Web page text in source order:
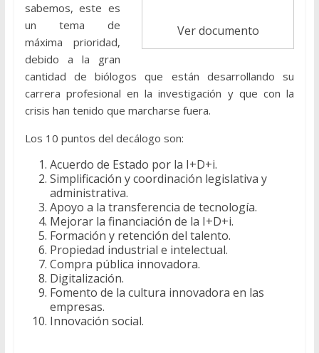
Ver documento
sabemos, este es
un tema de
máxima prioridad,
debido a la gran
cantidad de biólogos que están desarrollando su
carrera profesional en la investigación y que con la
crisis han tenido que marcharse fuera.
Los 10 puntos del decálogo son:
Acuerdo de Estado por la I+D+i.
Simplificación y coordinación legislativa y
administrativa.
Apoyo a la transferencia de tecnología.
Mejorar la financiación de la I+D+i.
Formación y retención del talento.
Propiedad industrial e intelectual.
Compra pública innovadora.
Digitalización.
Fomento de la cultura innovadora en las
empresas.
Innovación social.